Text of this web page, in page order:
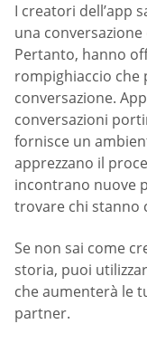
I creatori dell’app
una
Pertanto, hanno
rompighiaccio che
conversazione.
conversazioni
fornisce un
apprezzano il
incontrano nuove
trovare chi stanno
Se non sai come
storia, puoi
che aumenterà le
partner.